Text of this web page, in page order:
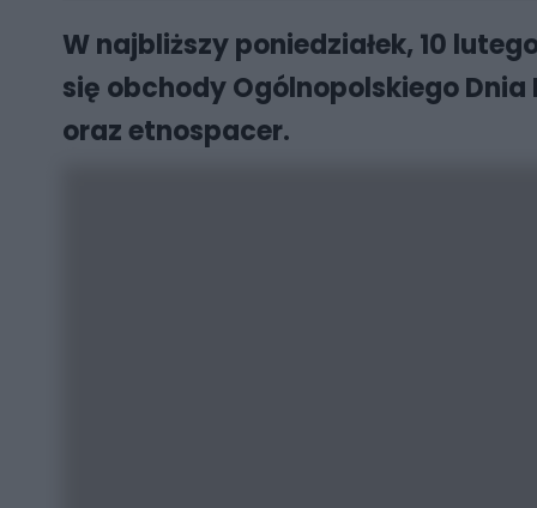
W najbliższy poniedziałek, 10
się obchody Ogólnopolskiego
oraz etnospacer.